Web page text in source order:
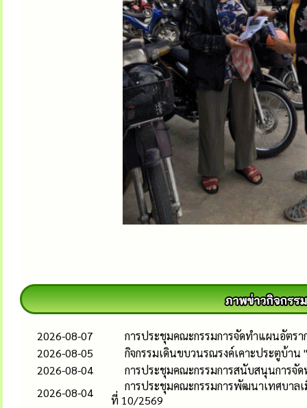
2026-08-07
การประชุมคณะกรรมการจัดทำแผนอัตร
2026-08-05
กิจกรรมเดินขบวนรณรงค์เคาะประตูบ้าน
2026-08-04
การประชุมคณะกรรมการสนับสนุนการจั
2026-08-04
การประชุมคณะกรรมการพัฒนาเทศบาล
ที่ 10/2569